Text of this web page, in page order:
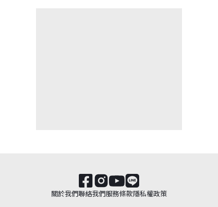
關於我們聯絡我們服務條款隱私權政策